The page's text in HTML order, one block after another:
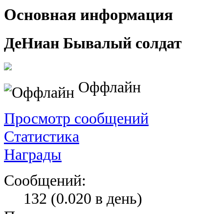
Основная информация
ДеНиан Бывалый солдат
Оффлайн
Просмотр сообщений
Статистика
Награды
Сообщений:
132 (0.020 в день)